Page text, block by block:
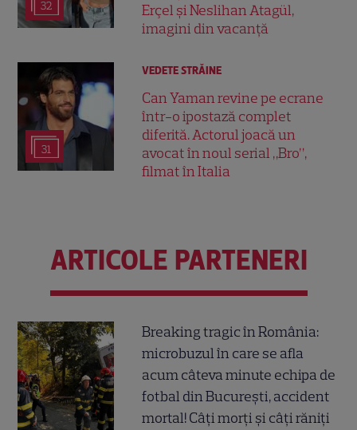
32
Erçel și Neslihan Atagül,
imagini din vacanță
31
VEDETE STRĂINE
Can Yaman revine pe ecrane
într-o ipostază complet
diferită. Actorul joacă un
avocat în noul serial „Bro”,
filmat în Italia
ARTICOLE PARTENERI
Breaking tragic în România:
microbuzul în care se afla
acum câteva minute echipa de
fotbal din București, accident
mortal! Câți morți și câți răniți